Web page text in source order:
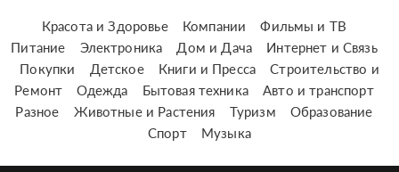
Красота и Здоровье Компании
Фильмы и ТВ
Питание
Электроника Дом и Дача
Интернет и Связь
Покупки
Детское Книги и Пресса
Строительство и
Ремонт
Одежда Бытовая техника
Авто и транспорт
Разное
Животные и Растения Туризм
Образование
Спорт
Музыка